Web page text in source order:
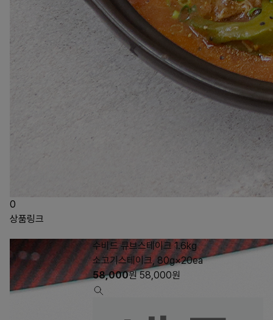
0
상품링크
수비드 큐브스테이크 1.6kg
소고기스테이크, 80g×20ea
58,000원 58,000원